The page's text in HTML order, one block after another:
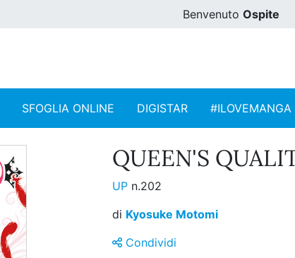
Benvenuto Ospite
SFOGLIA ONLINE DIGISTAR #ILOVEMANGA
QUEEN'S
UP n.202
di Kyosuke Motomi
Condividi